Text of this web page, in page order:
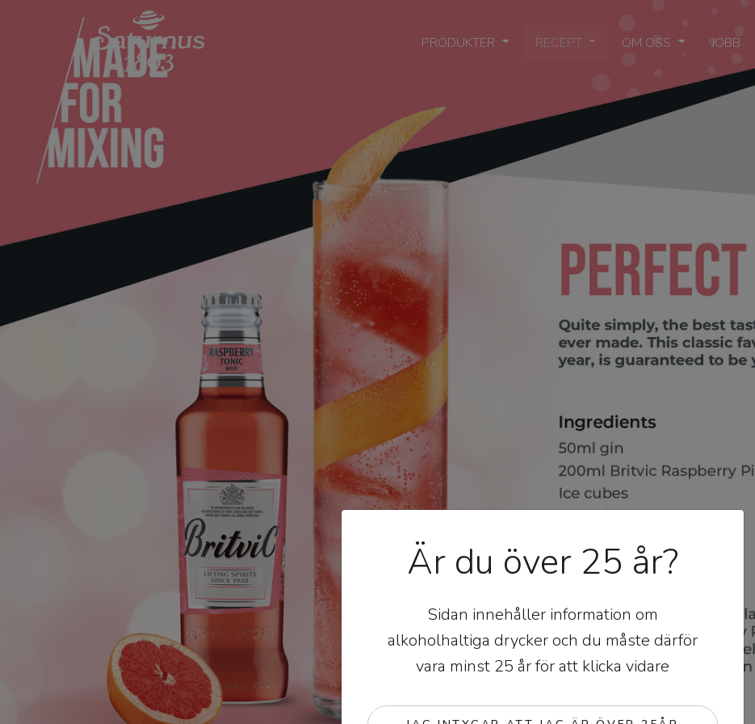
SKIP TO MAIN CONTENT PRODUKTER RECEPT OM OSS JOBB
Är du över 25 år?
Sidan innehåller information om
alkoholhaltiga drycker och du måste därför
vara minst 25 år för att klicka vidare